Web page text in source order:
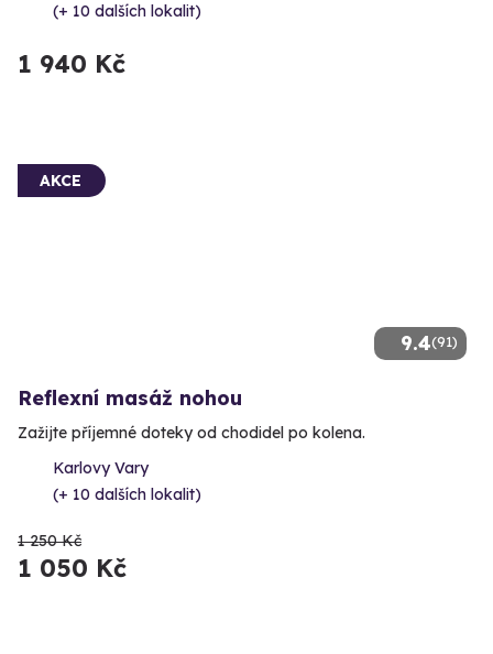
(+ 10 dalších lokalit)
1 940 Kč
9.4(91)
AKCE
Reflexní masáž nohou
Zažijte příjemné doteky od chodidel po kolena.
Karlovy Vary
(+ 10 dalších lokalit)
1 250 Kč
1 050 Kč